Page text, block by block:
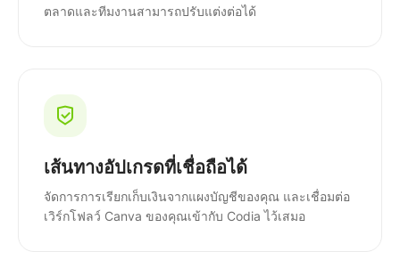
ตลาดและทีมงานสามารถปรับแต่งต่อได้
เส้นทางอัปเกรดที่เชื่อถือได้
จัดการการเรียกเก็บเงินจากแผงบัญชีของคุณ และเชื่อมต่อ
เวิร์กโฟลว์ Canva ของคุณเข้ากับ Codia ไว้เสมอ